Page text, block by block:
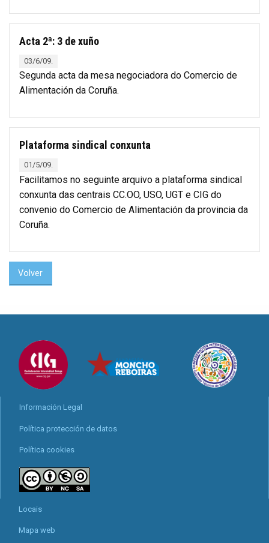
Acta 2ª: 3 de xuño
03/6/09.
Segunda acta da mesa negociadora do Comercio de
Alimentación da Coruña.
Plataforma sindical conxunta
01/5/09.
Facilitamos no seguinte arquivo a plataforma sindical
conxunta das centrais CC.OO, USO, UGT e CIG do
convenio do Comercio de Alimentación da provincia da
Coruña.
Volver
Información Legal
Política protección de datos
Política cookies
Locais
Mapa web